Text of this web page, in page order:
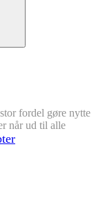
fordel gøre nytte
når ud til alle